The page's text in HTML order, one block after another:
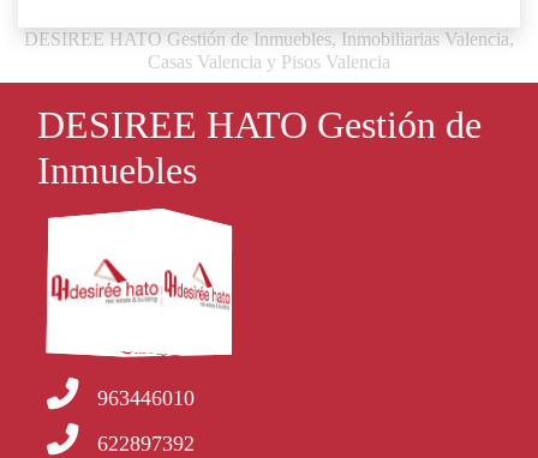
DESIREE HATO Gestión de Inmuebles, Inmobiliarias Valencia,
Casas Valencia y Pisos Valencia
DESIREE HATO Gestión de
Inmuebles
963446010
622897392